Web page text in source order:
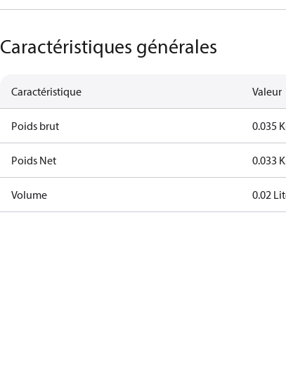
Caractéristiques générales
Caractéristique Valeur
Poids brut 0.035
Poids Net 0.033
Volume 0.02